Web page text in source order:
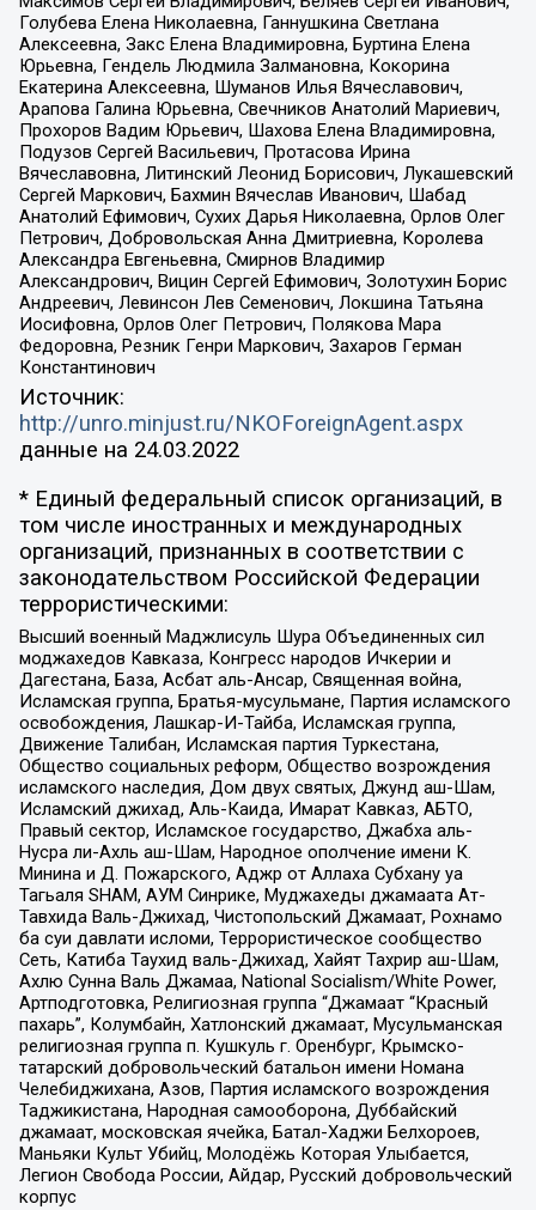
Голубева Елена Николаевна, Ганнушкина Светлана
Алексеевна, Закс Елена Владимировна, Буртина Елена
Юрьевна, Гендель Людмила Залмановна, Кокорина
Екатерина Алексеевна, Шуманов Илья Вячеславович,
Арапова Галина Юрьевна, Свечников Анатолий Мариевич,
Прохоров Вадим Юрьевич, Шахова Елена Владимировна,
Подузов Сергей Васильевич, Протасова Ирина
Вячеславовна, Литинский Леонид Борисович, Лукашевский
Сергей Маркович, Бахмин Вячеслав Иванович, Шабад
Анатолий Ефимович, Сухих Дарья Николаевна, Орлов Олег
Петрович, Добровольская Анна Дмитриевна, Королева
Александра Евгеньевна, Смирнов Владимир
Александрович, Вицин Сергей Ефимович, Золотухин Борис
Андреевич, Левинсон Лев Семенович, Локшина Татьяна
Иосифовна, Орлов Олег Петрович, Полякова Мара
Федоровна, Резник Генри Маркович, Захаров Герман
Константинович
Источник:
http://unro.minjust.ru/NKOForeignAgent.aspx
данные на 24.03.2022
* Единый федеральный список организаций, в
том числе иностранных и международных
организаций, признанных в соответствии с
законодательством Российской Федерации
террористическими:
Высший военный Маджлисуль Шура Объединенных сил
моджахедов Кавказа, Конгресс народов Ичкерии и
Дагестана, База, Асбат аль-Ансар, Священная война,
Исламская группа, Братья-мусульмане, Партия исламского
освобождения, Лашкар-И-Тайба, Исламская группа,
Движение Талибан, Исламская партия Туркестана,
Общество социальных реформ, Общество возрождения
исламского наследия, Дом двух святых, Джунд аш-Шам,
Исламский джихад, Аль-Каида, Имарат Кавказ, АБТО,
Правый сектор, Исламское государство, Джабха аль-
Нусра ли-Ахль аш-Шам, Народное ополчение имени К.
Минина и Д. Пожарского, Аджр от Аллаха Субхану уа
Тагьаля SHAM, АУМ Синрике, Муджахеды джамаата Ат-
Тавхида Валь-Джихад, Чистопольский Джамаат, Рохнамо
ба суи давлати исломи, Террористическое сообщество
Сеть, Катиба Таухид валь-Джихад, Хайят Тахрир аш-Шам,
Ахлю Сунна Валь Джамаа, National Socialism/White Power,
Артподготовка, Религиозная группа “Джамаат “Красный
пахарь”, Колумбайн, Хатлонский джамаат, Мусульманская
религиозная группа п. Кушкуль г. Оренбург, Крымско-
татарский добровольческий батальон имени Номана
Челебиджихана, Азов, Партия исламского возрождения
Таджикистана, Народная самооборона, Дуббайский
джамаат, московская ячейка, Батал-Хаджи Белхороев,
Маньяки Культ Убийц, Молодёжь Которая Улыбается,
Легион Свобода России, Айдар, Русский добровольческий
корпус